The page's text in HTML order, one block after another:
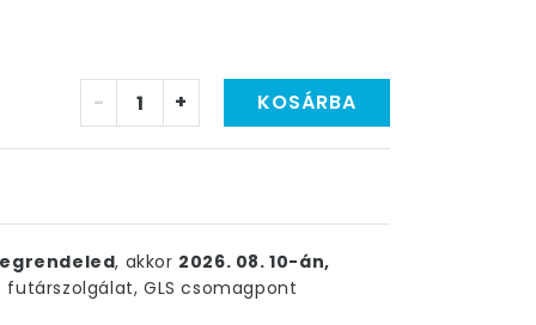
- + KOSÁRBA
, akkor 2026. 08. 10-án,
GLS csomagpont